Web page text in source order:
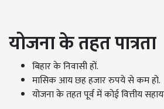
योजना के तहत पात्रता
बिहार के निवासी हों.
मासिक आय छह हजार रुपये से कम हो.
योजना के तहत पूर्व में कोई वित्तीय